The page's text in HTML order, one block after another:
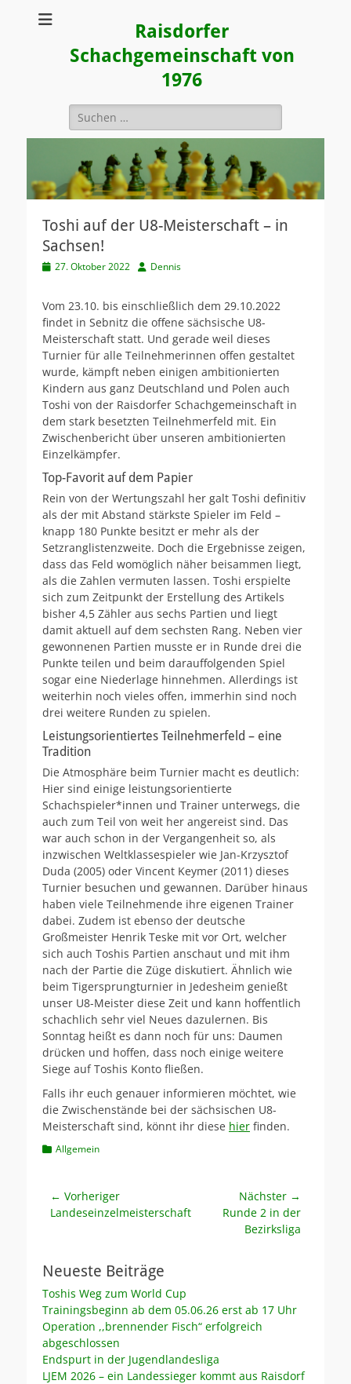
Raisdorfer
Schachgemeinschaft von
1976
Suchen
nach:
Toshi auf der U8-Meisterschaft – in
Sachsen!
Veröffentlicht
27. Oktober 2022 AutorDennis
Vom 23.10. bis einschließlich dem 29.10.2022
findet in Sebnitz die offene sächsische U8-
Meisterschaft statt. Und gerade weil dieses
Turnier für alle Teilnehmerinnen offen gestaltet
wurde, kämpft neben einigen ambitionierten
Kindern aus ganz Deutschland und Polen auch
Toshi von der Raisdorfer Schachgemeinschaft in
dem stark besetzten Teilnehmerfeld mit. Ein
Zwischenbericht über unseren ambitionierten
Einzelkämpfer.
Top-Favorit auf dem Papier
Rein von der Wertungszahl her galt Toshi definitiv
als der mit Abstand stärkste Spieler im Feld –
knapp 180 Punkte besitzt er mehr als der
Setzranglistenzweite. Doch die Ergebnisse zeigen,
dass das Feld womöglich näher beisammen liegt,
als die Zahlen vermuten lassen. Toshi erspielte
sich zum Zeitpunkt der Erstellung des Artikels
bisher 4,5 Zähler aus sechs Partien und liegt
damit aktuell auf dem sechsten Rang. Neben vier
gewonnenen Partien musste er in Runde drei die
Punkte teilen und beim darauffolgenden Spiel
sogar eine Niederlage hinnehmen. Allerdings ist
weiterhin noch vieles offen, immerhin sind noch
drei weitere Runden zu spielen.
Leistungsorientiertes Teilnehmerfeld – eine
Tradition
Die Atmosphäre beim Turnier macht es deutlich:
Hier sind einige leistungsorientierte
Schachspieler*innen und Trainer unterwegs, die
auch zum Teil von weit her angereist sind. Das
war auch schon in der Vergangenheit so, als
inzwischen Weltklassespieler wie Jan-Krzysztof
Duda (2005) oder Vincent Keymer (2011) dieses
Turnier besuchen und gewannen. Darüber hinaus
haben viele Teilnehmende ihre eigenen Trainer
dabei. Zudem ist ebenso der deutsche
Großmeister Henrik Teske mit vor Ort, welcher
sich auch Toshis Partien anschaut und mit ihm
nach der Partie die Züge diskutiert. Ähnlich wie
beim Tigersprungturnier in Jedesheim genießt
unser U8-Meister diese Zeit und kann hoffentlich
schachlich sehr viel Neues dazulernen. Bis
Sonntag heißt es dann noch für uns: Daumen
drücken und hoffen, dass noch einige weitere
Siege auf Toshis Konto fließen.
Falls ihr euch genauer informieren möchtet, wie
die Zwischenstände bei der sächsischen U8-
Meisterschaft sind, könnt ihr diese hier finden.
Kategorien
Allgemein
Beitragsnavigation
← Vorheriger
Vorheriger
Landeseinzelmeisterschaft
Nächster →
Nächster Runde 2 in der
Bezirksliga
Neueste Beiträge
Toshis Weg zum World Cup
Trainingsbeginn ab dem 05.06.26 erst ab 17 Uhr
Operation ,,brennender Fisch“ erfolgreich
abgeschlossen
Endspurt in der Jugendlandesliga
LJEM 2026 – ein Landessieger kommt aus Raisdorf